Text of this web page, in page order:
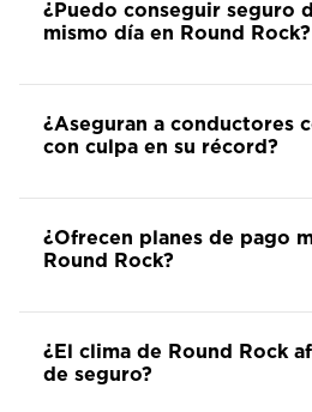
¿Puedo conseguir seguro
mismo día en Round Rock?
¿Aseguran a conductores
con culpa en su récord?
¿Ofrecen planes de pago
Round Rock?
¿El clima de Round Rock
de seguro?